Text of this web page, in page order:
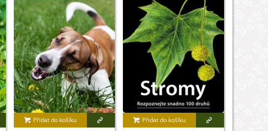
Přidat do košíku Přidat do košíku